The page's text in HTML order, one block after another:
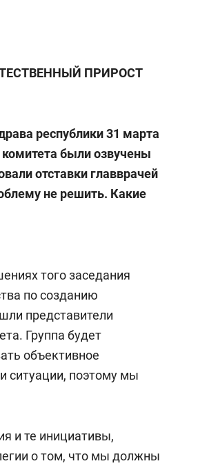
ПРИРОСТ
республики 31 марта
были озвучены
отставки главврачей
не решить. Какие
того заседания
по созданию
представители
Группа будет
объективное
ситуации, поэтому мы
и те инициативы,
о том, что мы должны